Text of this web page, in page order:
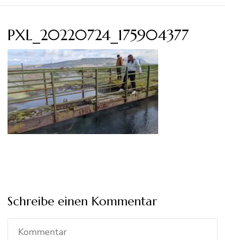
PXL_20220724_175904377
Schreibe einen Kommentar